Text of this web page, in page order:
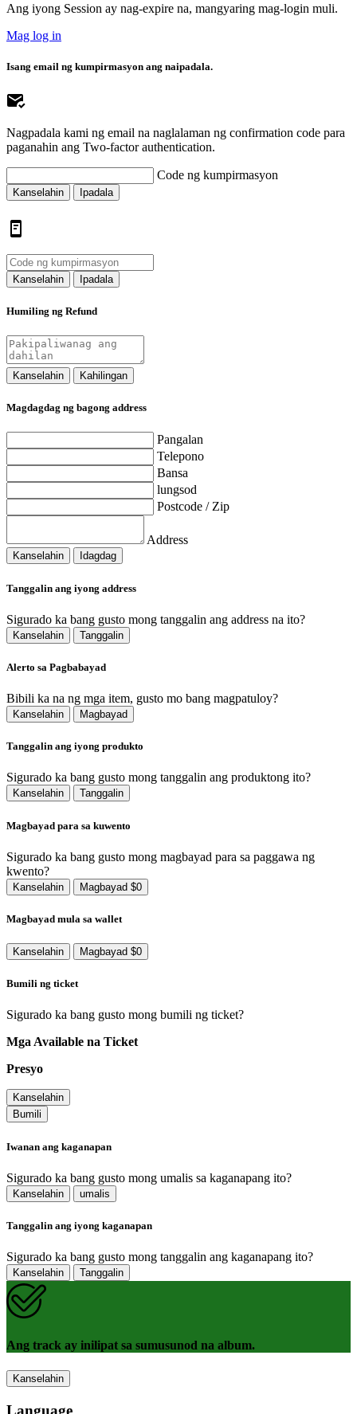
Ang iyong Session ay nag-expire na, mangyaring mag-login muli.
Mag log in
Isang email ng kumpirmasyon ang naipadala.
Nagpadala kami ng email na naglalaman ng confirmation code para
paganahin ang Two-factor authentication.
Code ng kumpirmasyon
Kanselahin Ipadala
Kanselahin Ipadala
Humiling ng Refund
Kanselahin Kahilingan
Magdagdag ng bagong address
Pangalan
Telepono
Bansa
lungsod
Postcode / Zip
Address
Kanselahin Idagdag
Tanggalin ang iyong address
Sigurado ka bang gusto mong tanggalin ang address na ito?
Kanselahin Tanggalin
Alerto sa Pagbabayad
Bibili ka na ng mga item, gusto mo bang magpatuloy?
Kanselahin Magbayad
Tanggalin ang iyong produkto
Sigurado ka bang gusto mong tanggalin ang produktong ito?
Kanselahin Tanggalin
Magbayad para sa kuwento
Sigurado ka bang gusto mong magbayad para sa paggawa ng
kwento?
Kanselahin Magbayad $0
Magbayad mula sa wallet
Kanselahin Magbayad $0
Bumili ng ticket
Sigurado ka bang gusto mong bumili ng ticket?
Mga Available na Ticket
Presyo
Kanselahin
Bumili
Iwanan ang kaganapan
Sigurado ka bang gusto mong umalis sa kaganapang ito?
Kanselahin umalis
Tanggalin ang iyong kaganapan
Sigurado ka bang gusto mong tanggalin ang kaganapang ito?
Kanselahin Tanggalin
Ang track ay inilipat sa sumusunod na album.
Kanselahin
Language